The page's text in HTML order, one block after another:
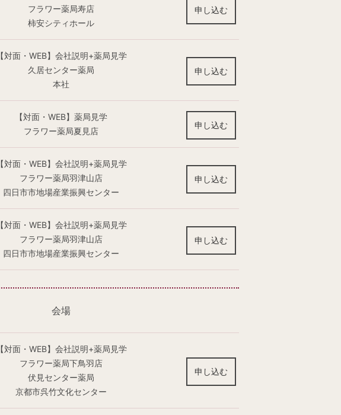
フラワー薬局寿店
柿安シティホール
申し込む
【対面・WEB】会社説明+薬局見学
久居センター薬局
本社
申し込む
【対面・WEB】薬局見学
フラワー薬局夏見店
申し込む
【対面・WEB】会社説明+薬局見学
フラワー薬局羽津山店
四日市市地場産業振興センター
申し込む
【対面・WEB】会社説明+薬局見学
フラワー薬局羽津山店
四日市市地場産業振興センター
申し込む
会場
【対面・WEB】会社説明+薬局見学
フラワー薬局下鳥羽店
伏見センター薬局
京都市呉竹文化センター
申し込む